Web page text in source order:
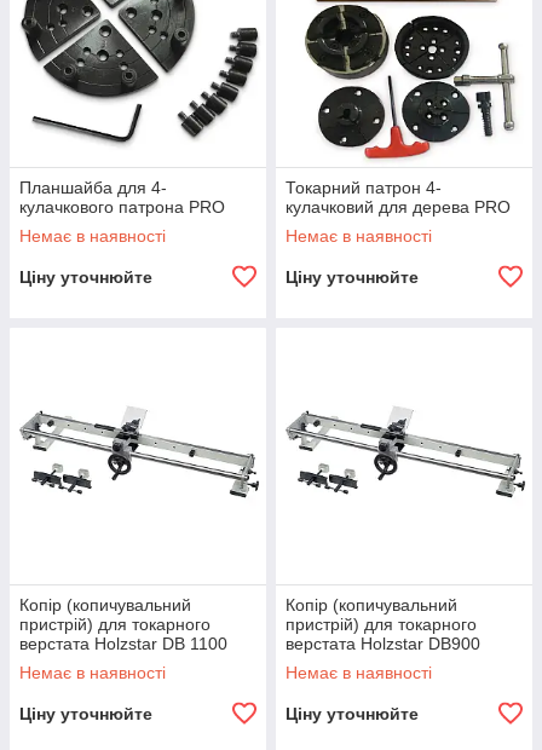
Планшайба для 4-
кулачкового патрона PRO
Немає в наявності
Ціну уточнюйте
Токарний патрон 4-
кулачковий для дерева PRO
Немає в наявності
Ціну уточнюйте
Копір (копичувальний
пристрій) для токарного
верстата Holzstar DB 1100
Немає в наявності
Ціну уточнюйте
Копір (копичувальний
пристрій) для токарного
верстата Holzstar DB900
Немає в наявності
Ціну уточнюйте